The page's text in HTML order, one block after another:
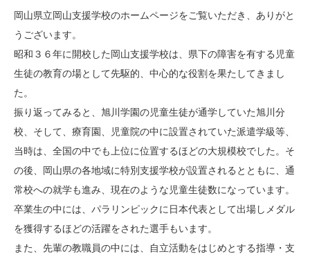
岡山県立岡山支援学校のホームページをご覧いただき、ありがと
うございます。
昭和３６年に開校した岡山支援学校は、県下の障害を有する児童
生徒の教育の場として先駆的、中心的な役割を果たしてきまし
た。
振り返ってみると、旭川学園の児童生徒が通学していた旭川分
校、そして、療育園、児童院の中に設置されていた派遣学級等、
当時は、全国の中でも上位に位置するほどの大規模校でした。そ
の後、岡山県の各地域に特別支援学校が設置されるとともに、通
常校への就学も進み、現在のような児童生徒数になっています。
卒業生の中には、パラリンピックに日本代表として出場しメダル
を獲得するほどの活躍をされた選手もいます。
また、先輩の教職員の中には、自立活動をはじめとする指導・支